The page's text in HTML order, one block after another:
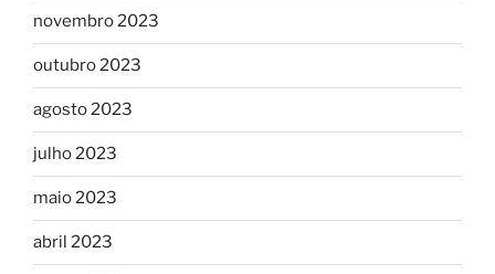
novembro 2023
outubro 2023
agosto 2023
julho 2023
maio 2023
abril 2023